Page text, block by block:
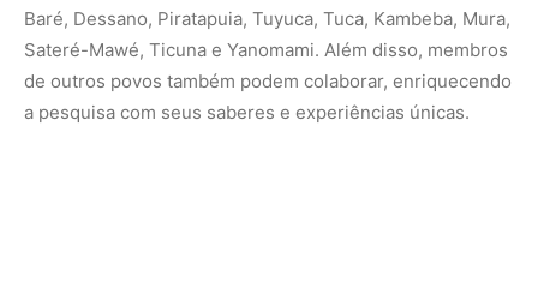
Baré, Dessano, Piratapuia, Tuyuca, Tuca, Kambeba, Mura,
Sateré-Mawé, Ticuna e Yanomami. Além disso, membros
de outros povos também podem colaborar, enriquecendo
a pesquisa com seus saberes e experiências únicas.